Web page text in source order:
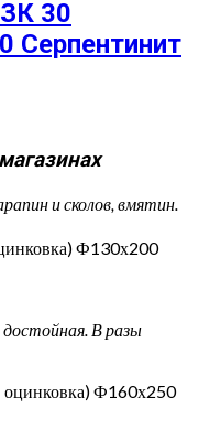
30
Серпентинит
и сколов, вмятин.
Ф130х200
В разы
Ф160х250